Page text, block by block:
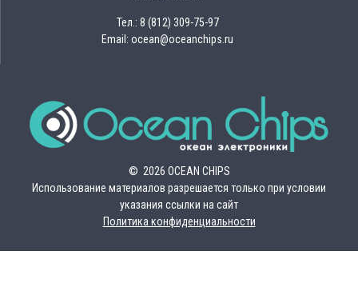
Тел.: 8 (812) 309-75-97
Email: ocean@oceanchips.ru
© 2026 OCEAN CHIPS
Использование материалов разрешается только при условии
указания ссылки на сайт
Политика конфиденциальности